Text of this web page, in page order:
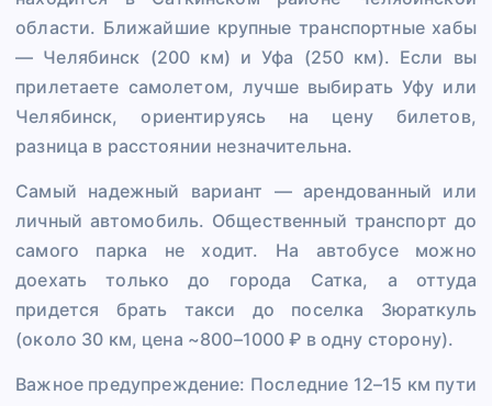
области. Ближайшие крупные транспортные хабы
— Челябинск (200 км) и Уфа (250 км). Если вы
прилетаете самолетом, лучше выбирать Уфу или
Челябинск, ориентируясь на цену билетов,
разница в расстоянии незначительна.
Самый надежный вариант — арендованный или
личный автомобиль. Общественный транспорт до
самого парка не ходит. На автобусе можно
доехать только до города Сатка, а оттуда
придется брать такси до поселка Зюраткуль
(около 30 км, цена ~800–1000 ₽ в одну сторону).
Важное предупреждение: Последние 12–15 км пути